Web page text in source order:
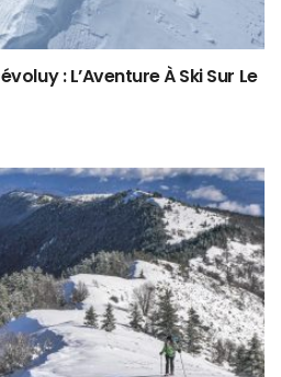
: L’Aventure À Ski Sur Le